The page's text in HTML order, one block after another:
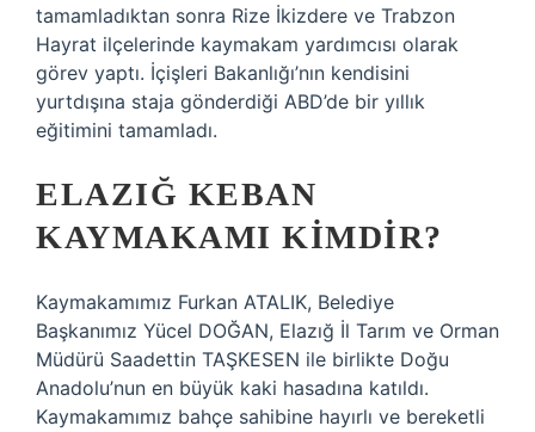
tamamladıktan sonra Rize İkizdere ve Trabzon
Hayrat ilçelerinde kaymakam yardımcısı olarak
görev yaptı. İçişleri Bakanlığı’nın kendisini
yurtdışına staja gönderdiği ABD’de bir yıllık
eğitimini tamamladı.
ELAZIĞ KEBAN
KAYMAKAMI KIMDIR?
Kaymakamımız Furkan ATALIK, Belediye
Başkanımız Yücel DOĞAN, Elazığ İl Tarım ve Orman
Müdürü Saadettin TAŞKESEN ile birlikte Doğu
Anadolu’nun en büyük kaki hasadına katıldı.
Kaymakamımız bahçe sahibine hayırlı ve bereketli